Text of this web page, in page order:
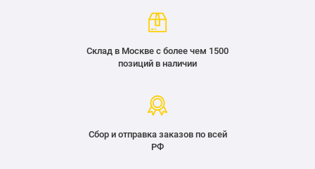
Склад в Москве с более чем 1500
позиций в наличии
Сбор и отправка заказов по всей
РФ